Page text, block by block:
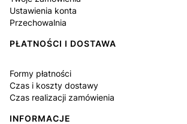
Ustawienia konta
Przechowalnia
PŁATNOŚCI I DOSTAWA
Formy płatności
Czas i koszty dostawy
Czas realizacji zamówienia
INFORMACJE